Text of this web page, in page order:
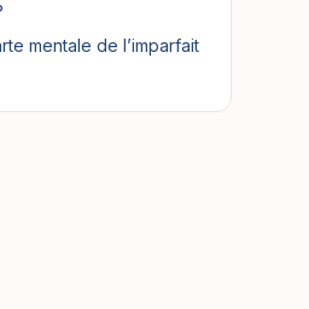
mentale de l’imparfait